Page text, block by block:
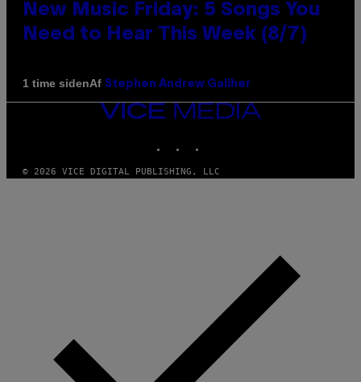
New Music Friday: 5 Songs You
Need to Hear This Week (8/7)
1 time sidenAf Stephen Andrew Galiher
VICE
MEDIA
© 2026 VICE DIGITAL PUBLISHING, LLC